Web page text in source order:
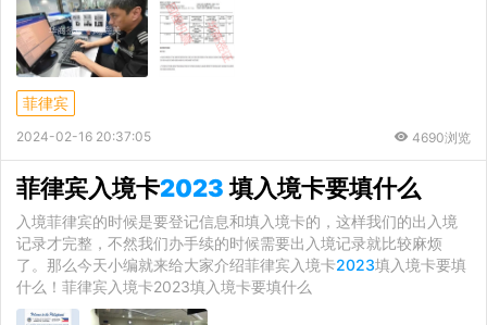
菲律宾
2024-02-16 20:37:05 4690浏览
菲律宾入境卡2023填入境卡要填什么
入境菲律宾的时候是要登记信息和填入境卡的，这样我们的出入境
记录才完整，不然我们办手续的时候需要出入境记录就比较麻烦
了。那么今天小编就来给大家介绍菲律宾入境卡2023填入境卡要填
什么！菲律宾入境卡2023填入境卡要填什么